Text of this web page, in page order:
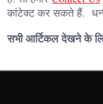
कांटेक्ट कर सकते हैं.
सभी आर्टिकल देखने के